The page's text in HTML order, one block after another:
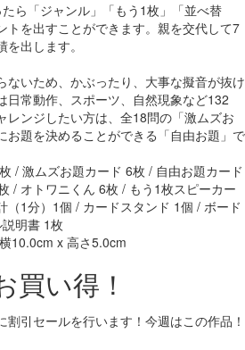
ら「ジャンル」「もう1枚」「並べ替
トを出すことができます。親を交代して7
出します。
ないため、かぶったり、大事な擬音が抜け
日常動作、スポーツ、自然現象など132
レンジしたい方は、全18問の「激ムズお
お題を決めることができる「自由お題」で
/ 激ムズお題カード 6枚 / 自由お題カード
/ オトワニくん 6枚 / もう1枚スピーカー
（1分）1個 / カードスタンド 1個 / ボード
明書 1枚
10.0cm x 高さ5.0cm
買い得！
引セールを行います！今週はこの作品！